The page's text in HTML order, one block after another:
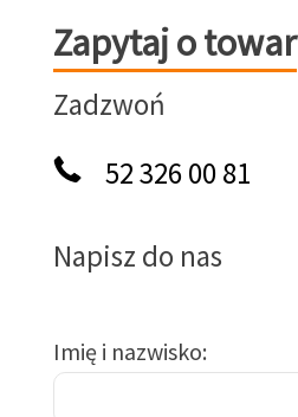
Zapytaj o towar
Zapytaj o towar
Zadzwoń
52 326 00 81
Napisz do nas
Imię i nazwisko